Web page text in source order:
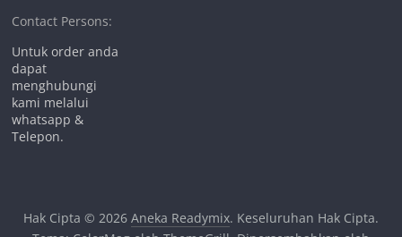
Contact Persons:
Untuk order anda
dapat
menghubungi
kami melalui
whatsapp &
Telepon.
Hak Cipta © 2026 Aneka Readymix. Keseluruhan Hak Cipta.